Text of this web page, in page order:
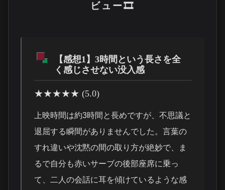
ビュー🎞️
【感想1】3時間という長さを全
く感じさせない没入感
★★★★★ (5.0)
上映時間は約3時間と長めですが、不思議と
退屈する瞬間がありませんでした。言葉の
すれ違いや沈黙の間の取り方が絶妙で、ま
るで自分も赤いサーブの後部座席に乗っ
て、二人の会話に耳を傾けているような感